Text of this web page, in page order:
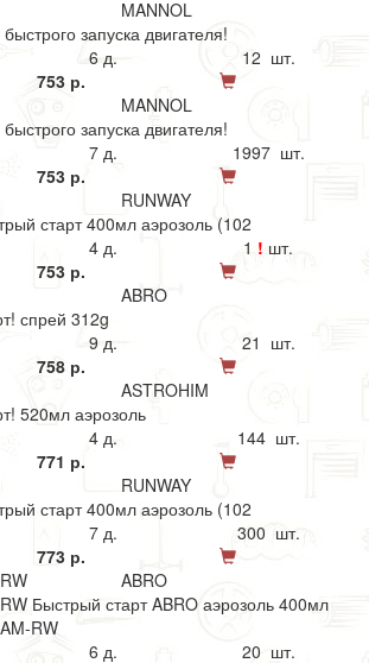
MANNOL
запуска двигателя!
6 д.
12 шт.
753 р.
MANNOL
запуска двигателя!
7 д.
1997 шт.
753 р.
RUNWAY
старт 400мл аэрозоль (102
4 д. 1 ! шт.
753 р.
ABRO
спрей 312g
9 д.
21 шт.
758 р.
ASTROHIM
520мл аэрозоль
4 д.
144 шт.
771 р.
RUNWAY
старт 400мл аэрозоль (102
7 д.
300 шт.
773 р.
ABRO
Быстрый старт ABRO аэрозоль 400мл
RW
6 д. 20 шт.